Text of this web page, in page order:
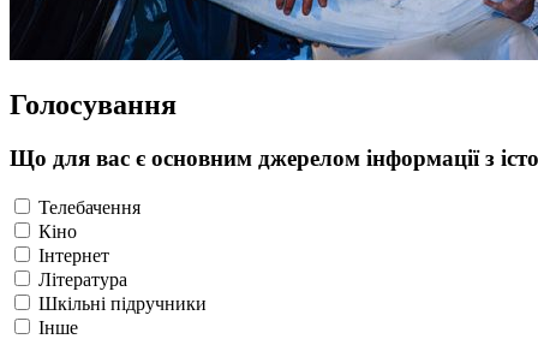
Голосування
Що для вас є основним джерелом інформації з
Телебачення
Кіно
Інтернет
Література
Шкільні підручники
Інше